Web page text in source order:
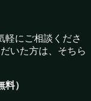
軽にご相談くださ
いた方は、そちら
）